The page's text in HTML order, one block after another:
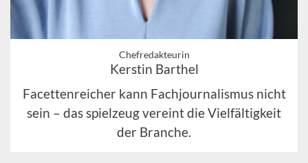
Chefredakteurin
Kerstin Barthel
Facettenreicher kann Fachjournalismus nicht
sein – das spielzeug vereint die Vielfältigkeit
der Branche.